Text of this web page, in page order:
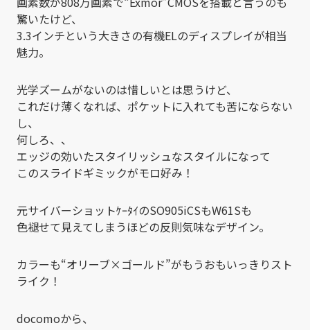
驚いたけど、
3.3インチという大きさの有機ELのディスプレイが相当
魅力。
光学ズームがないのは惜しいとは思うけど、
これだけ薄くなれば、ポケットに入れても苦にならない
し、
何しろ、、
エッジの効いたスタイリッシュなスタイルになって
このスライドギミックがモロ好み！
元サイバーショットｹｰﾀｲのSO905iCSもW61Sも
色褪せて見えてしまうほどの反則気味なデザイン。
カラーも“オリーブ×ゴールド”がもうおもいっきりスト
ライク！
docomoから、